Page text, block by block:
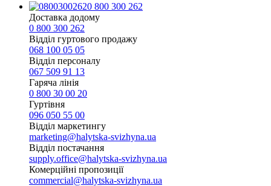
0 800 300 262
Доставка додому
0 800 300 262
Відділ гуртового продажу
068 100 05 05​
Відділ персоналу
067 509 91 13
Гаряча лінія
0 800 30 00 20
Гуртівня
096 050 55 00
Відділ маркетингу
marketing@halytska-svizhyna.ua
Відділ постачання
supply.office@halytska-svizhyna.ua
Комерційні пропозиції
commercial@halytska-svizhyna.ua